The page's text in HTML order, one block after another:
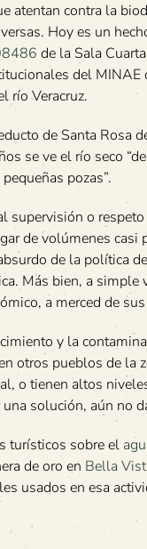
atentan contra la
Hoy es un
de la Sala
del
río Veracruz.
de Santa Rosa
se ve el río seco
pozas”.
supervisión o
de volúmenes
de la política
Más bien, a
a merced de
y la
otros pueblos de
o tienen altos
una solución, aún no
turísticos sobre el
de oro en Bella
usados en esa